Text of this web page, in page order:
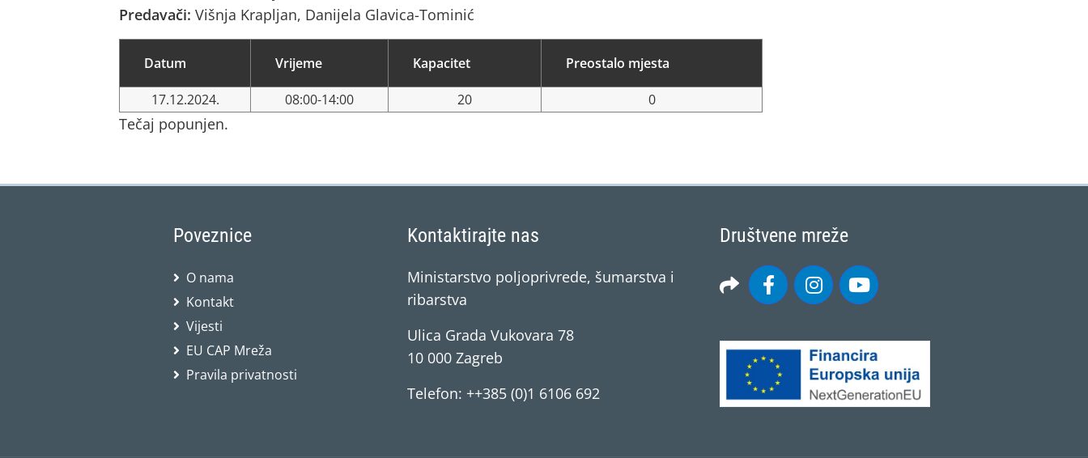
Predavači: Višnja Krapljan, Danijela Glavica-Tominić
Datum Vrijeme Kapacitet Preostalo mjesta
17.12.2024. 08:00-14:00 20 0
Tečaj popunjen.
Poveznice
O nama
Kontakt
Vijesti
EU CAP Mreža
Pravila privatnosti
Kontaktirajte nas
Ministarstvo poljoprivrede, šumarstva i
ribarstva
Ulica Grada Vukovara 78
10 000 Zagreb
Telefon: ++385 (0)1 6106 692
Društvene mreže